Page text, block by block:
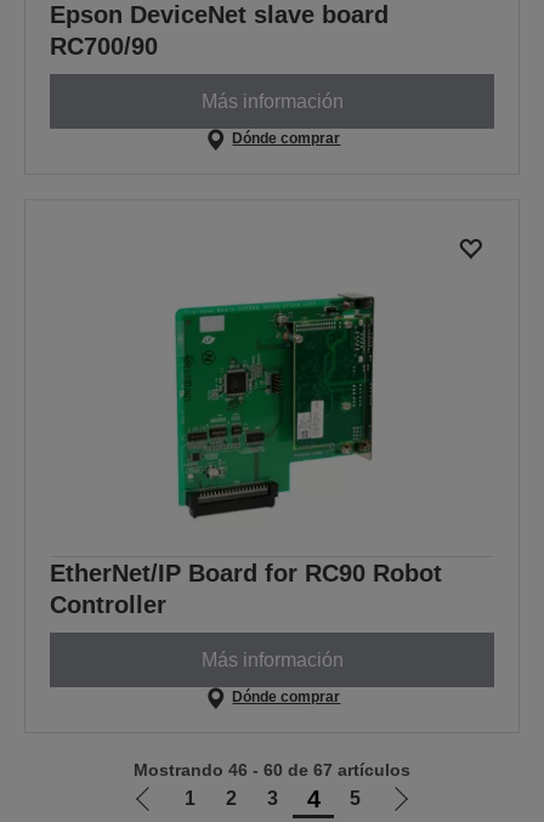
Epson DeviceNet slave board
RC700/90
Más información
Dónde comprar
EtherNet/IP Board for RC90 Robot
Controller
Más información
Dónde comprar
Ir
1 2 3 4 5
Ir
Mostrando 46 - 60 de 67 artículos